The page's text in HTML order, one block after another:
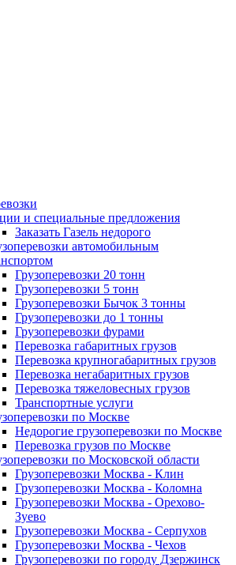
и специальные предложения
Заказать Газель недорого
автомобильным
Грузоперевозки 20 тонн
Грузоперевозки 5 тонн
Грузоперевозки Бычок 3 тонны
Грузоперевозки до 1 тонны
Грузоперевозки фурами
Перевозка габаритных грузов
Перевозка крупногабаритных грузов
Перевозка негабаритных грузов
Перевозка тяжеловесных грузов
Транспортные услуги
по Москве
Недорогие грузоперевозки по Москве
Перевозка грузов по Москве
по Московской области
Грузоперевозки Москва - Клин
Грузоперевозки Москва - Коломна
Грузоперевозки Москва - Орехово-
Зуево
Грузоперевозки Москва - Серпухов
Грузоперевозки Москва - Чехов
Грузоперевозки по городу Дзержинск